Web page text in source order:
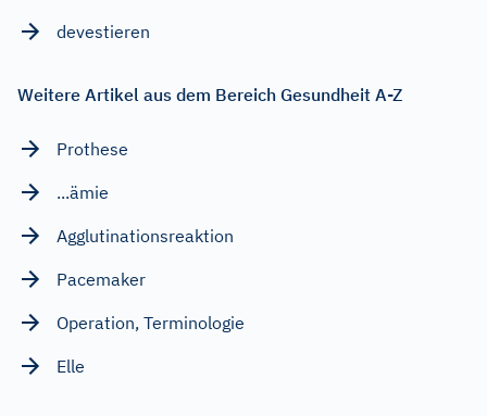
devestieren
Weitere Artikel aus dem Bereich Gesundheit A-Z
Prothese
...ämie
Agglutinationsreaktion
Pacemaker
Operation, Terminologie
Elle